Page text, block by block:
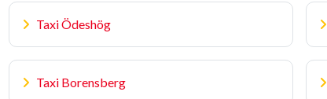
Taxi Ödeshög
Taxi Borensberg